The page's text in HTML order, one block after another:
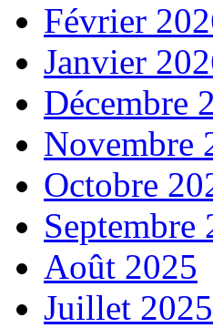
Février
Janvier
Décembre
Novembre
Octobre
Septembre
Août 2025
Juillet 2025